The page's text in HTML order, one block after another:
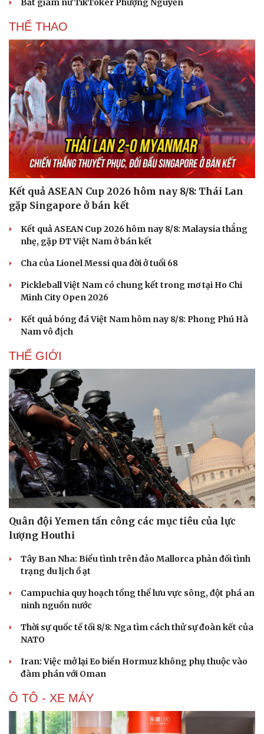
Du lịch
Tư vấn
Săn Tour
Podcast
Câu chuyện thời sự
Đọc truyện đêm khuya
Kể chuyện cho bé
Bắt giam nữ TikToker Phượng Nguyễn
THỂ THAO
Kết quả ASEAN Cup 2026 hôm nay 8/8: Thái Lan
gặp Singapore ở bán kết
Kết quả ASEAN Cup 2026 hôm nay 8/8: Malaysia thắng
nhẹ, gặp ĐT Việt Nam ở bán kết
Cha của Lionel Messi qua đời ở tuổi 68
Pickleball Việt Nam có chung kết trong mơ tại Ho Chi
Minh City Open 2026
Kết quả bóng đá Việt Nam hôm nay 8/8: Phong Phú Hà
Nam vô địch
THẾ GIỚI
Quân đội Yemen tấn công các mục tiêu của lực
lượng Houthi
Tây Ban Nha: Biểu tình trên đảo Mallorca phản đối tình
trạng du lịch ồ ạt
Campuchia quy hoạch tổng thể lưu vực sông, đột phá an
ninh nguồn nước
Thời sự quốc tế tối 8/8: Nga tìm cách thử sự đoàn kết của
NATO
Iran: Việc mở lại Eo biển Hormuz không phụ thuộc vào
đàm phán với Oman
Ô TÔ - XE MÁY